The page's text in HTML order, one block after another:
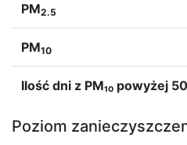
PM2.5
PM10
Ilość dni z PM₁₀ powyżej
Poziom